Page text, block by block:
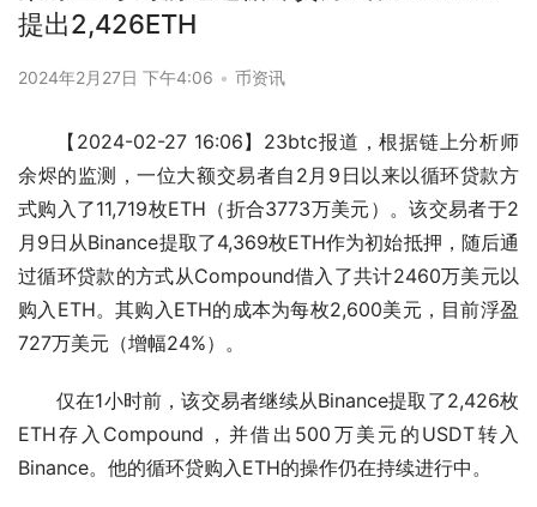
提出2,426ETH
2024年2月27日 下午4:06 • 币资讯
【2024-02-27 16:06】23btc报道，根据链上分析师
余烬的监测，一位大额交易者自2月9日以来以循环贷款方
式购入了11,719枚ETH（折合3773万美元）。该交易者于2
月9日从Binance提取了4,369枚ETH作为初始抵押，随后通
过循环贷款的方式从Compound借入了共计2460万美元以
购入ETH。其购入ETH的成本为每枚2,600美元，目前浮盈
727万美元（增幅24%）。
仅在1小时前，该交易者继续从Binance提取了2,426枚
ETH存入Compound，并借出500万美元的USDT转入
Binance。他的循环贷购入ETH的操作仍在持续进行中。